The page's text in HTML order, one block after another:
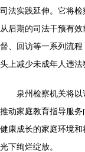
司法实践延伸。它将检
从后期的司法干预有
督、回访等一系列流
头上减少未成年人违法
泉州检察机关将以
推动家庭教育指导服
健康成长的家庭环境和
光下绚烂绽放。